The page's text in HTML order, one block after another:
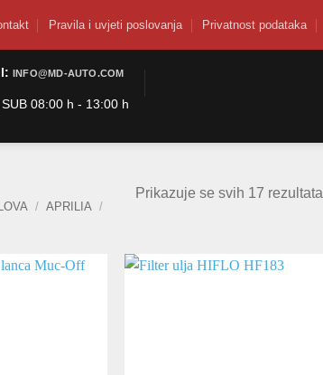
Pravila i uvjeti poslovanja Privatnost podataka
INFO@MD-AUTO.COM
08:00 h - 13:00 h
/ APRILIA /
Prikazuje se svih 17 rezultata